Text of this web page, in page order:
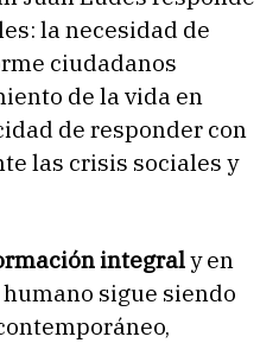
la necesidad de
ciudadanos
de la vida en
de responder con
las crisis sociales y
integraly en
sigue siendo